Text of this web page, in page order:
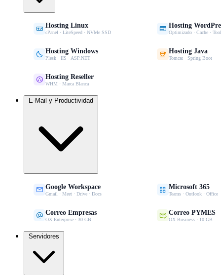
 Hosting Linux
cPanel · LiteSpeed · NVMe SSD  Hosting
Optimizado · Cache ·
 Hosting Windows
Plesk · IIS · ASP.NET  Hosting Java
Tomcat · Spring Boot
 Hosting Reseller
WHM · Marca Blanca
E-Mail y Productividad
 Google Workspace
Gmail · Meet · Drive · Docs  Microsoft 365
Teams · Outlook · Office
 Correo Empresas
OX Enterprise · 30 GB  Correo PYMES
OX Business · 10 GB
Servidores